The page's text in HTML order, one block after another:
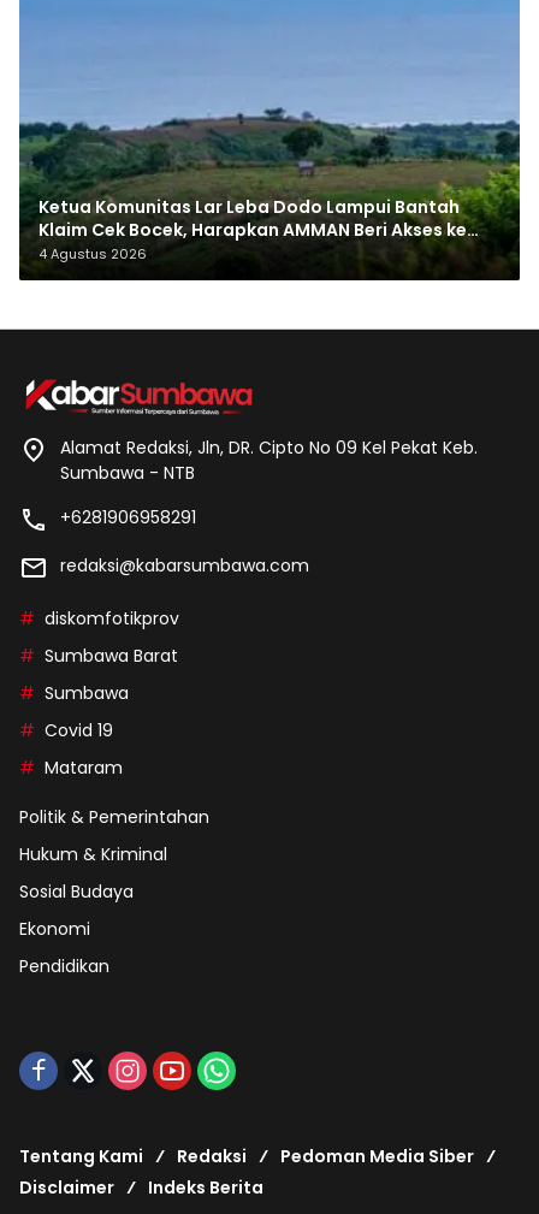
Ketua Komunitas Lar Leba Dodo Lampui Bantah
Klaim Cek Bocek, Harapkan AMMAN Beri Akses ke
Makam Leluhur
4 Agustus 2026
Alamat Redaksi, Jln, DR. Cipto No 09 Kel Pekat Keb.
Sumbawa - NTB
+6281906958291
redaksi@kabarsumbawa.com
diskomfotikprov
Sumbawa Barat
Sumbawa
Covid 19
Mataram
Politik & Pemerintahan
Hukum & Kriminal
Sosial Budaya
Ekonomi
Pendidikan
Tentang Kami Redaksi
Pedoman Media Siber
Disclaimer
Indeks Berita